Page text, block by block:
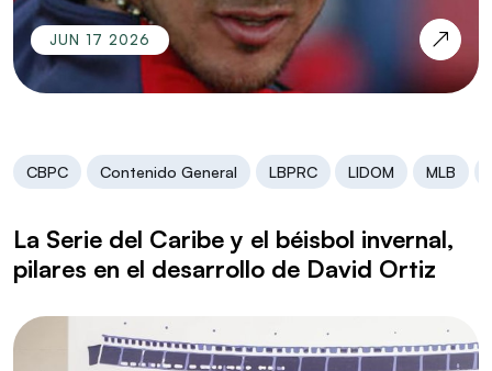
JUN 17 2026
CBPC Contenido General LBPRC LIDOM MLB
La Serie del Caribe y el béisbol invernal,
pilares en el desarrollo de David Ortiz